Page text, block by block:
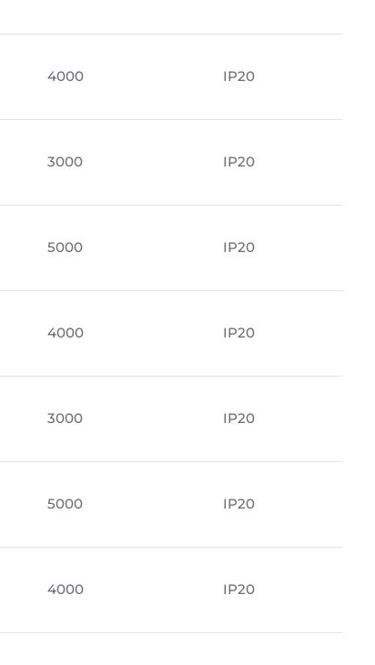
4000 IP20
3000 IP20
5000 IP20
4000 IP20
3000 IP20
5000 IP20
4000 IP20